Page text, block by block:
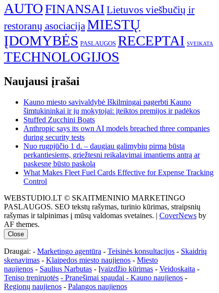
AUTOFINANSAI Lietuvos viešbučių ir
restoranų asociacijaMIESTŲ
ĮDOMYBĖS PASLAUGOS RECEPTAI SVEIKATA
TECHNOLOGIJOS
Naujausi įrašai
Kauno miesto savivaldybė Iškilmingai pagerbti Kauno
šimtukininkai ir jų mokytojai: įteiktos premijos ir padėkos
Stuffed Zucchini Boats
Anthropic says its own AI models breached three companies
during security tests
Nuo rugpjūčio 1 d. – daugiau galimybių pirmą būstą
perkantiesiems, griežtesni reikalavimai imantiems antrą ar
paskesnę būsto paskolą
What Makes Fleet Fuel Cards Effective for Expense Tracking
Control
WEBSTUDIO.LT © SKAITMENINIO MARKETINGO
PASLAUGOS. SEO tekstų rašymas, turinio kūrimas, straipsnių
rašymas ir talpinimas į mūsų valdomas svetaines. | CoverNews by
AF themes.
Close
Draugai: - Marketingo agentūra - Teisinės konsultacijos - Skaidrių
skenavimas - Klaipedos miesto naujienos - Miesto
naujienos - Saulius Narbutas - Įvaizdžio kūrimas - Veidoskaita -
Teniso treniruotės - Pranešimai spaudai - Kauno naujienos -
Regionų naujienos - Palangos naujienos